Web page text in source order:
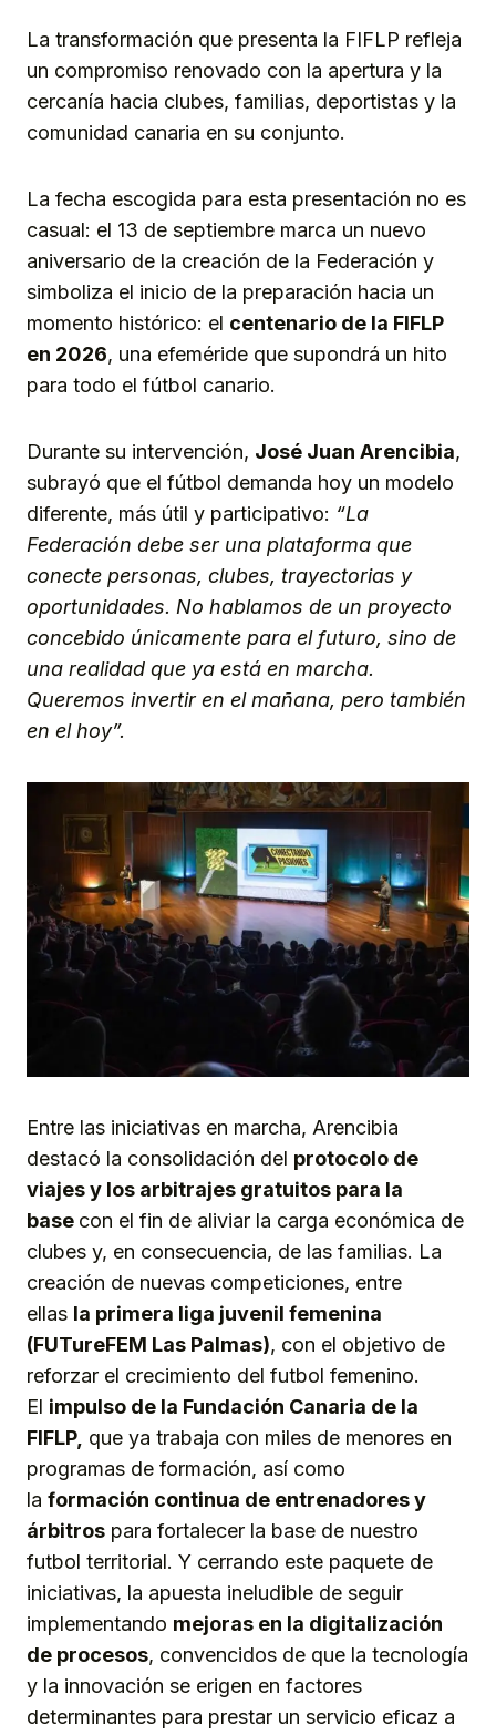
La transformación que presenta la FIFLP refleja
un compromiso renovado con la apertura y la
cercanía hacia clubes, familias, deportistas y la
comunidad canaria en su conjunto.
La fecha escogida para esta presentación no es
casual: el 13 de septiembre marca un nuevo
aniversario de la creación de la Federación y
simboliza el inicio de la preparación hacia un
momento histórico: el centenario de la FIFLP
en 2026, una efeméride que supondrá un hito
para todo el fútbol canario.
Durante su intervención, José Juan Arencibia,
subrayó que el fútbol demanda hoy un modelo
diferente, más útil y participativo: “La
Federación debe ser una plataforma que
conecte personas, clubes, trayectorias y
oportunidades. No hablamos de un proyecto
concebido únicamente para el futuro, sino de
una realidad que ya está en marcha.
Queremos invertir en el mañana, pero también
en el hoy”.
Entre las iniciativas en marcha, Arencibia
destacó la consolidación del protocolo de
viajes y los arbitrajes gratuitos para la
base con el fin de aliviar la carga económica de
clubes y, en consecuencia, de las familias. La
creación de nuevas competiciones, entre
ellas la primera liga juvenil femenina
(FUTureFEM Las Palmas), con el objetivo de
reforzar el crecimiento del futbol femenino.
El impulso de la Fundación Canaria de la
FIFLP, que ya trabaja con miles de menores en
programas de formación, así como
la formación continua de entrenadores y
árbitros para fortalecer la base de nuestro
futbol territorial. Y cerrando este paquete de
iniciativas, la apuesta ineludible de seguir
implementando mejoras en la digitalización
de procesos, convencidos de que la tecnología
y la innovación se erigen en factores
determinantes para prestar un servicio eficaz a